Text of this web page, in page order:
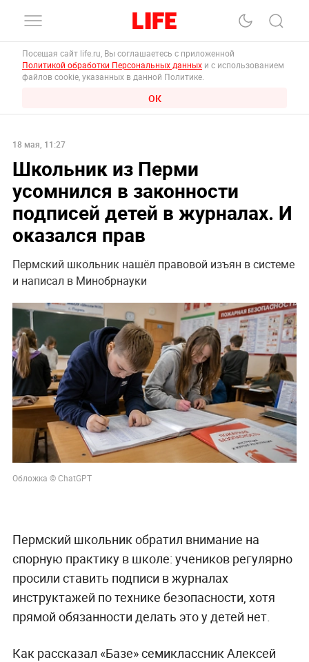
Посещая сайт life.ru, Вы соглашаетесь с приложенной
Политикой обработки Персональных данных и с использованием
файлов cookie, указанных в данной Политике.
ОК
18 мая, 11:27
Школьник из Перми
усомнился в законности
подписей детей в журналах. И
оказался прав
Пермский школьник нашёл правовой изъян в системе
и написал в Минобрнауки
Обложка © ChatGPT
Пермский школьник обратил внимание на
спорную практику в школе: учеников регулярно
просили ставить подписи в журналах
инструктажей по технике безопасности, хотя
прямой обязанности делать это у детей нет.
Как рассказал «Базе» семиклассник Алексей